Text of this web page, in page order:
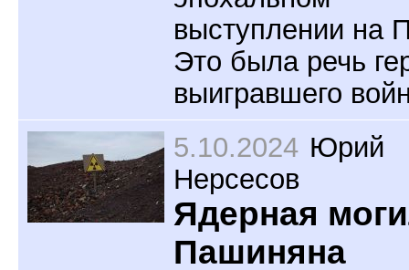
выступлении
Это была речь
выигравшего
5.10.2024 Юрий
Нерсесов
Ядерная
Пашиняна